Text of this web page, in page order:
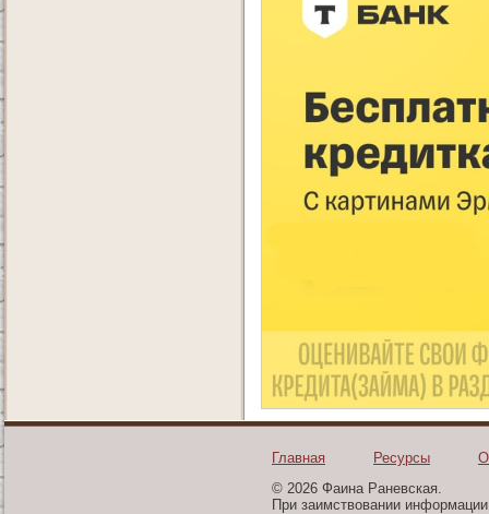
Главная Ресурсы
© 2026 Фаина Раневская.
При заимствовании